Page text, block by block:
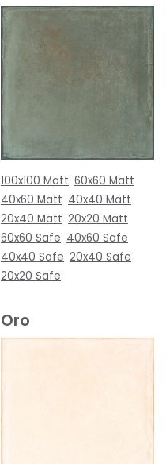
100x100 Matt 60x60 Matt
40x60 Matt 40x40 Matt
20x40 Matt 20x20 Matt
60x60 Safe 40x60 Safe
40x40 Safe 20x40 Safe
20x20 Safe
Oro